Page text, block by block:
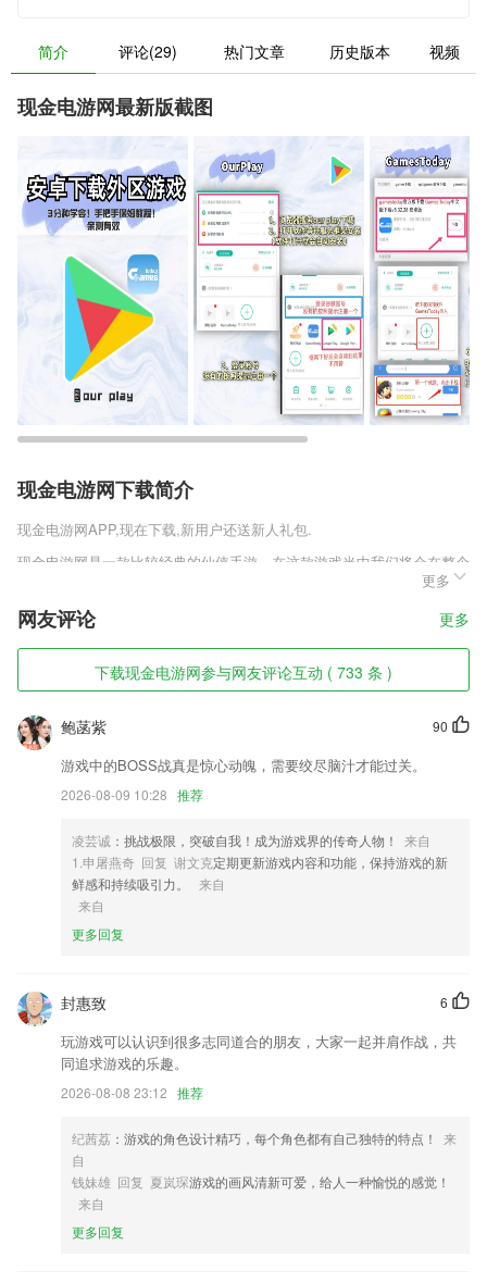
简介 评论(29) 热门文章 历史版本 视频
现金电游网最新版截图
现金电游网下载简介
现金电游网APP,现在下载,新用户还送新人礼包.
现金电游网是一款比较经典的仙侠手游，在这款游戏当中我们将会在整个
仙侠世界当中发现非常强大的技能和战斗，还有很多角色都将会牵扯到这
个跌宕起伏的剧情当中，这个阴谋可以说已经影响到了整个武林，并且还
让仙界也为之动摇，这时你要如何处理呢。
现金电游网软件特色
1,早读、课前预习、课后巩固
2,CPU降温
3,专心为您正规车辆，专职司机
4,乐器介绍，种类丰富
6,由法国当地女孩录制
现金电游网软件优势
1.章节练习:针对新教材章节,对应章节知识点练习题,每道题均有试题解
2.认识数字和图形，练习加减运算。
3.章节练习、海量典型习题边学边练，专家综合评选，紧扣命题趋势；逐
节归纳章节真题，温故知新，快速掌握章节核心。
4.】提前根据高考分数填报，正式填志愿不再迷茫
5.在线直播课在线题库练习，全国名师直播课程，课程无限次回放。
6.·专题精选是对俄语学习的学习心得和经验的一些总结，文章更贴近实
现金电游网更新了什么?
检查并去除了不必要权限
更多
网友评论 更多
下载现金电游网参与网友评论互动 ( 733 条 )
90
鲍菡紫
游戏中的BOSS战真是惊心动魄，需要绞尽脑汁才能过关。
2026-08-09 10:28 推荐
凌芸诚 ：挑战极限，突破自我！成为游戏界的传奇人物！
来自
1.申屠燕奇 回复 谢文克定期更新游戏内容和功能，保持游戏的新
鲜感和持续吸引力。
来自
来自
更多回复
6
封惠致
玩游戏可以认识到很多志同道合的朋友，大家一起并肩作战，共
同追求游戏的乐趣。
2026-08-08 23:12 推荐
纪茜荔 ：游戏的角色设计精巧，每个角色都有自己独特的特点！
来
自
钱妹雄 回复 夏岚琛游戏的画风清新可爱，给人一种愉悦的感觉！
来自
更多回复